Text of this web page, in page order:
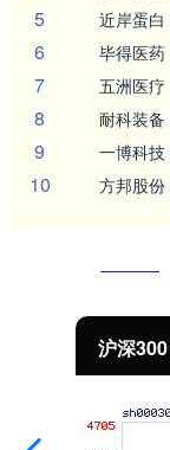
5 近岸蛋白
6 毕得医药
7 五洲医疗
8 耐科装备
9 一博科技
10 方邦股份
沪深300